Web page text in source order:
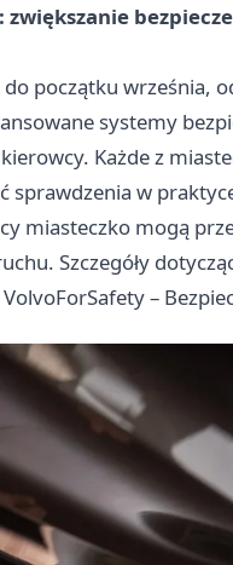
początku września,
systemy
Każde z
w
miasteczko mogą
Szczegóły
VolvoForSafety –